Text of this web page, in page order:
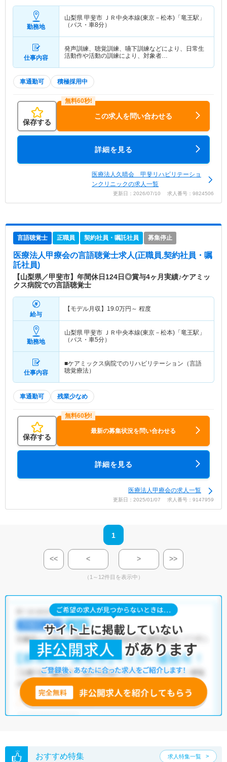
勤務地
山梨県 甲斐市 ＪＲ中央本線(東京－松本)「竜王駅」
（バス・車8分）
仕事内容
発声訓練、聴覚訓練、嚥下訓練などにより、日常生
活動作や活動の訓練により、対象者…
車通勤可 積極採用中
保存する
この求人を問い合わせる
詳細を見る
医療法人久晴会 甲斐リハビリテーショ
ンクリニックの求人一覧
更新日：2026/07/10 求人番号：9824506
言語聴覚士 正職員 契約社員・嘱託社員 募集停止
医療法人甲療会の言語聴覚士求人(正職員,契約社員・嘱
託社員)
【山梨県／甲斐市】年間休日124日◎賞与4ヶ月実績♪ケアミッ
クス病院での言語聴覚士
給与
【モデル月収】 19.0万円～ 程度
勤務地
山梨県 甲斐市 ＪＲ中央本線(東京－松本)「竜王駅」
（バス・車5分）
仕事内容
■ケアミックス病院でのリハビリテーション（言語
聴覚療法）
車通勤可 残業少なめ
保存する
最新の募集状況を問い合わせる
詳細を見る
医療法人甲療会の求人一覧
更新日：2025/01/07 求人番号：9147959
1
<< < > >>
（1～12件目を表示中）
おすすめ特集 求人特集一覧